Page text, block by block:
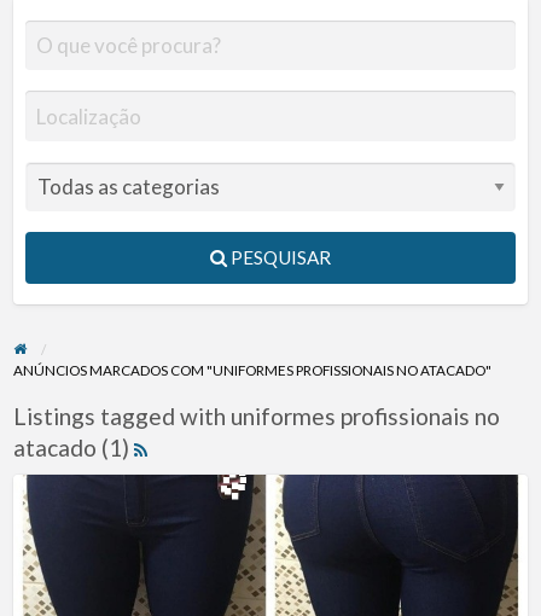
PESQUISAR
ANÚNCIOS MARCADOS COM "UNIFORMES PROFISSIONAIS NO ATACADO"
Listings tagged with uniformes profissionais no
atacado (1)